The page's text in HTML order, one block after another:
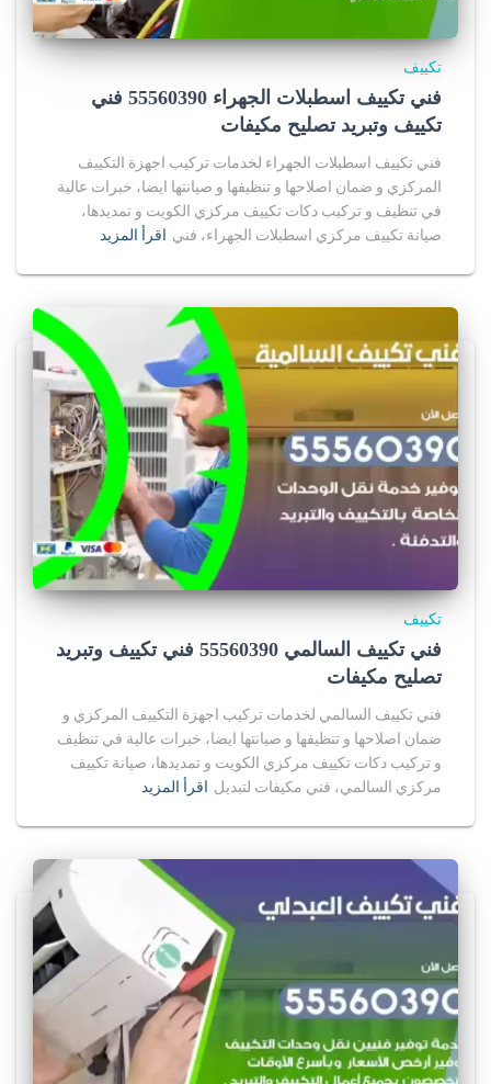
تكييف
فني تكييف اسطبلات الجهراء 55560390 فني
تكييف وتبريد تصليح مكيفات
فني تكييف اسطبلات الجهراء لخدمات تركيب اجهزة التكييف
المركزي و ضمان اصلاحها و تنظيفها و صيانتها ايضا، خبرات عالية
في تنظيف و تركيب دكات تكييف مركزي الكويت و تمديدها،
صيانة تكييف مركزي اسطبلات الجهراء، فني اقرأ المزيد
تكييف
فني تكييف السالمي 55560390 فني تكييف وتبريد
تصليح مكيفات
فني تكييف السالمي لخدمات تركيب اجهزة التكييف المركزي و
ضمان اصلاحها و تنظيفها و صيانتها ايضا، خبرات عالية في تنظيف
و تركيب دكات تكييف مركزي الكويت و تمديدها، صيانة تكييف
مركزي السالمي، فني مكيفات لتبديل اقرأ المزيد